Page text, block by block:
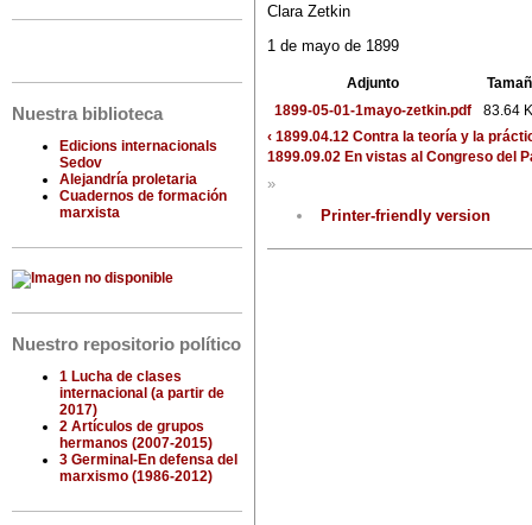
Nuestra biblioteca
Edicions internacionals
Sedov
Alejandría proletaria
Cuadernos de formación
marxista
Nuestro repositorio político
1 Lucha de clases
internacional (a partir de
2017)
2 Artículos de grupos
hermanos (2007-2015)
3 Germinal-En defensa del
marxismo (1986-2012)
Clara Zetkin
1 de mayo de 1899
Adjunto
1899-05-01-1mayo-zetkin.pdf
83.64
‹ 1899.04.12 Contra la teoría y la
1899.09.02 En vistas al Congreso del
»
Printer-friendly version